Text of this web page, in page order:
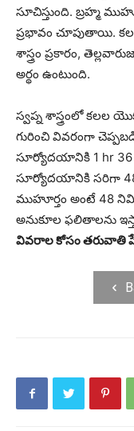
సూచిస్తుంది. బ్రహ్మ
ప్రభావం చూపుతాయి.
శాస్త్రం ప్రకారం,
అర్థం ఉంటుంది.
స్వప్న శాస్త్రంలో కలల
గురించి వివరంగా
సూర్యోదయానికి 1 hr 36
సూర్యోదయానికి సరిగా 48
ముహూర్తం అంటే 48
అనుకూల ఫలితాలను
వివరాల కోసం తరువాతి